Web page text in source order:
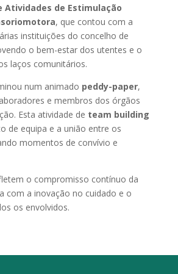
Atividades de Estimulação
, que contou com a
instituições do concelho de
o bem-estar dos utentes e o
laços comunitários.
num animado peddy-paper,
e membros dos órgãos
Esta atividade de team building
de equipa e a união entre os
momentos de convívio e
o compromisso contínuo da
com a inovação no cuidado e o
os envolvidos.